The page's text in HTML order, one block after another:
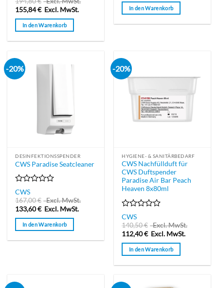
0
von
5
155,84€ Excl. MwSt.
In den Warenkorb
von
5
In den Warenkorb
-20%
DESINFEKTIONSSPENDER
CWS Paradise Seatcleaner
Bewertet
mit
0
von
5
CWS
167,00€
Excl. MwSt.
133,60€ Excl. MwSt.
In den Warenkorb
-20%
HYGIENE- & SANITÄRBEDARF
CWS Nachfüllduft für
CWS Duftspender
Paradise Air Bar Peach
Heaven 8x80ml
Bewertet
mit
0
von
5
CWS
140,50€
Excl. MwSt.
112,40€ Excl. MwSt.
In den Warenkorb